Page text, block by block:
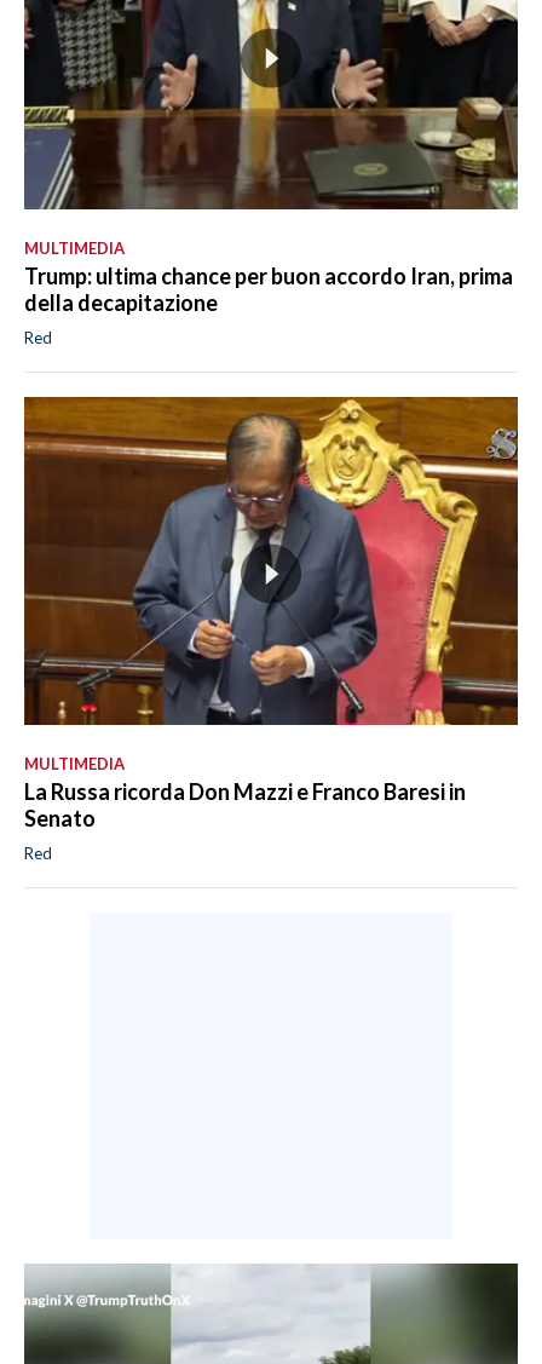
MULTIMEDIA
Trump: ultima chance per buon accordo Iran, prima
della decapitazione
Red
MULTIMEDIA
La Russa ricorda Don Mazzi e Franco Baresi in
Senato
Red